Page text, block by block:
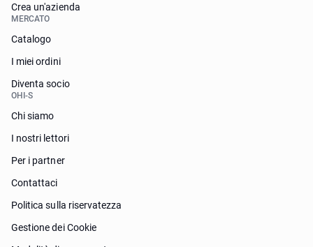
Crea un'azienda
MERCATO
Catalogo
I miei ordini
Diventa socio
OHI-S
Chi siamo
I nostri lettori
Per i partner
Contattaci
Politica sulla riservatezza
Gestione dei Cookie